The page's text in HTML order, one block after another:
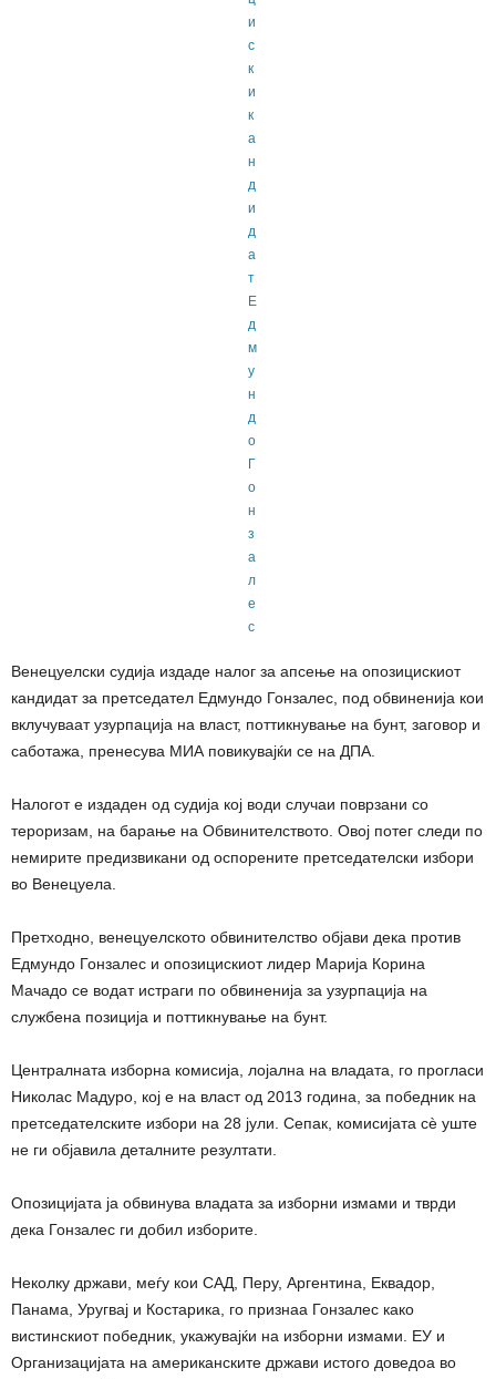
Венецуелски судија издаде налог за апсење на опозицискиот
кандидат за претседател Едмундо Гонзалес, под обвиненија кои
вклучуваат узурпација на власт, поттикнување на бунт, заговор и
саботажа, пренесува МИА повикувајќи се на ДПА.
Налогот е издаден од судија кој води случаи поврзани со
тероризам, на барање на Обвинителството. Овој потег следи по
немирите предизвикани од оспорените претседателски избори
во Венецуела.
Претходно, венецуелското обвинителство објави дека против
Едмундо Гонзалес и опозицискиот лидер Марија Корина
Мачадо се водат истраги по обвиненија за узурпација на
службена позиција и поттикнување на бунт.
Централната изборна комисија, лојална на владата, го прогласи
Николас Мадуро, кој е на власт од 2013 година, за победник на
претседателските избори на 28 јули. Сепак, комисијата сѐ уште
не ги објавила деталните резултати.
Опозицијата ја обвинува владата за изборни измами и тврди
дека Гонзалес ги добил изборите.
Неколку држави, меѓу кои САД, Перу, Аргентина, Еквадор,
Панама, Уругвај и Костарика, го признаа Гонзалес како
вистинскиот победник, укажувајќи на изборни измами. ЕУ и
Организацијата на американските држави истого доведоа во